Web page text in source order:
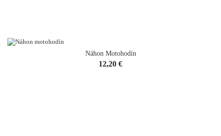
Náhon Motohodín
Cena
12,20 €